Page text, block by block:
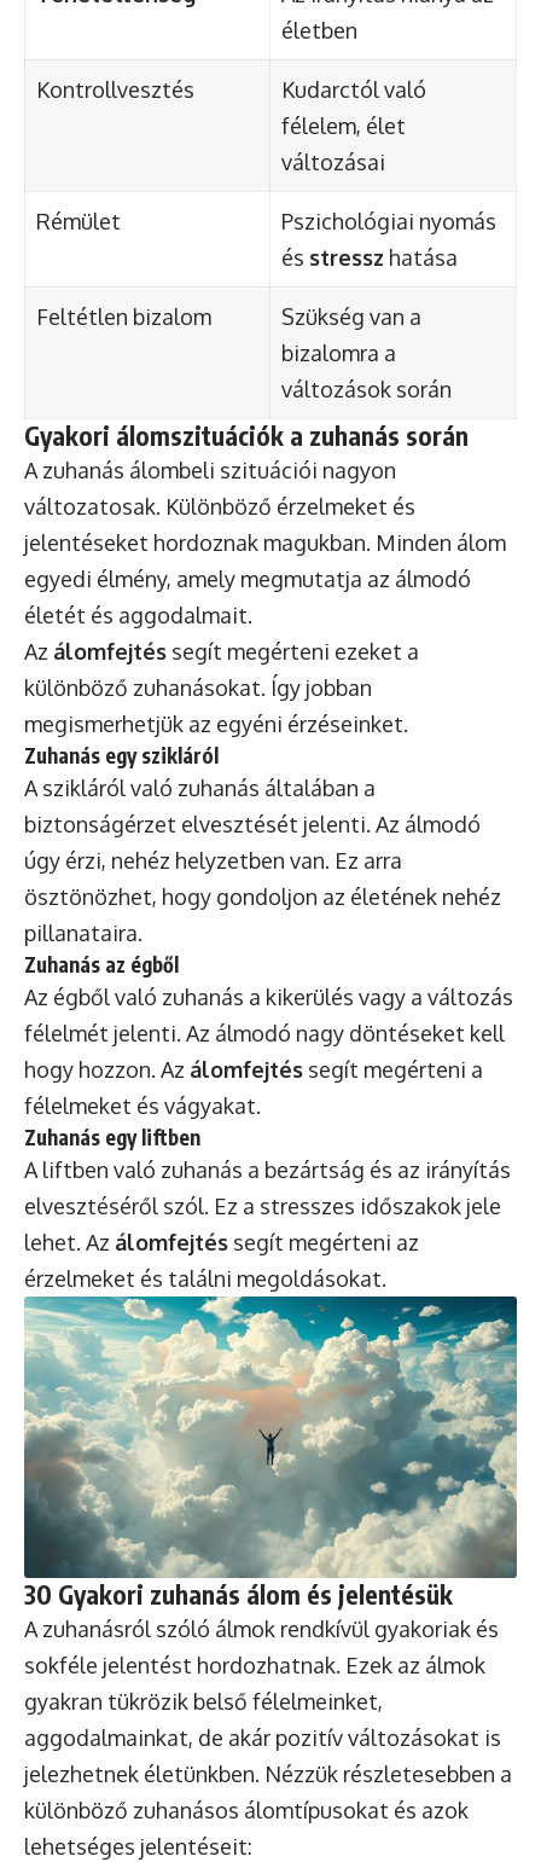
életben
Kontrollvesztés
Kudarctól való
félelem, élet
változásai
Rémület
Pszichológiai nyomás
és stressz hatása
Feltétlen bizalom
Szükség van a
bizalomra a
változások során
Gyakori álomszituációk a zuhanás során
A zuhanás álombeli szituációi nagyon
változatosak. Különböző érzelmeket és
jelentéseket hordoznak magukban. Minden álom
egyedi élmény, amely megmutatja az álmodó
életét és aggodalmait.
Az álomfejtés segít megérteni ezeket a
különböző zuhanásokat. Így jobban
megismerhetjük az egyéni érzéseinket.
Zuhanás egy szikláról
A szikláról való zuhanás általában a
biztonságérzet elvesztését jelenti. Az álmodó
úgy érzi, nehéz helyzetben van. Ez arra
ösztönözhet, hogy gondoljon az életének nehéz
pillanataira.
Zuhanás az égből
Az égből való zuhanás a kikerülés vagy a változás
félelmét jelenti. Az álmodó nagy döntéseket kell
hogy hozzon. Az álomfejtés segít megérteni a
félelmeket és vágyakat.
Zuhanás egy liftben
A liftben való zuhanás a bezártság és az irányítás
elvesztéséről szól. Ez a stresszes időszakok jele
lehet. Az álomfejtés segít megérteni az
érzelmeket és találni megoldásokat.
30 Gyakori zuhanás álom és jelentésük
A zuhanásról szóló álmok rendkívül gyakoriak és
sokféle jelentést hordozhatnak. Ezek az álmok
gyakran tükrözik belső félelmeinket,
aggodalmainkat, de akár pozitív változásokat is
jelezhetnek életünkben. Nézzük részletesebben a
különböző zuhanásos álomtípusokat és azok
lehetséges jelentéseit: